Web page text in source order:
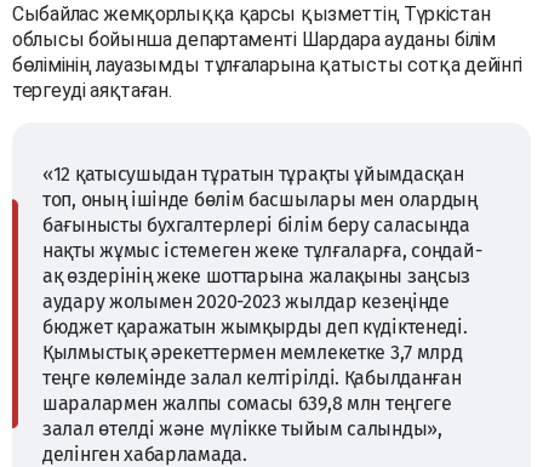
Сыбайлас жемқорлыққа қарсы қызметтің Түркістан
облысы бойынша департаменті Шардара ауданы білім
бөлімінің лауазымды тұлғаларына қатысты сотқа дейінгі
тергеуді аяқтаған.
«12 қатысушыдан тұратын тұрақты ұйымдасқан
топ, оның ішінде бөлім басшылары мен олардың
бағынысты бухгалтерлері білім беру саласында
нақты жұмыс істемеген жеке тұлғаларға, сондай-
ақ өздерінің жеке шоттарына жалақыны заңсыз
аудару жолымен 2020-2023 жылдар кезеңінде
бюджет қаражатын жымқырды деп күдіктенеді.
Қылмыстық әрекеттермен мемлекетке 3,7 млрд
теңге көлемінде залал келтірілді. Қабылданған
шаралармен жалпы сомасы 639,8 млн теңгеге
залал өтелді және мүлікке тыйым салынды»,
делінген хабарламада.